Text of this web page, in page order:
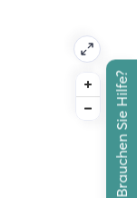
Brauchen Sie Hilfe?